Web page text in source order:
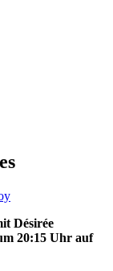
Désirée
20:15 Uhr auf